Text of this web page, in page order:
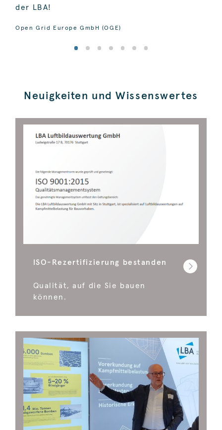
der LBA!
Open Grid Europe GmbH (OGE)
Neuigkeiten und Wissenswertes
ISO-Rezertifizierung bestanden
Qualität, auf die Sie bauen
können.